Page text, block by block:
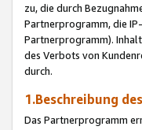
zu, die durch
Partnerprogramm, die
Partnerprogramm).
des Verbots von
durch.
1.Beschreibung
Das Partnerprogramm